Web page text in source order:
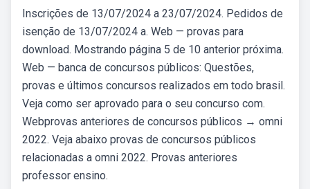
Inscrições de 13/07/2024 a 23/07/2024. Pedidos de
isenção de 13/07/2024 a. Web — provas para
download. Mostrando página 5 de 10 anterior próxima.
Web — banca de concursos públicos: Questões,
provas e últimos concursos realizados em todo brasil.
Veja como ser aprovado para o seu concurso com.
Webprovas anteriores de concursos públicos → omni
2022. Veja abaixo provas de concursos públicos
relacionadas a omni 2022. Provas anteriores
professor ensino.